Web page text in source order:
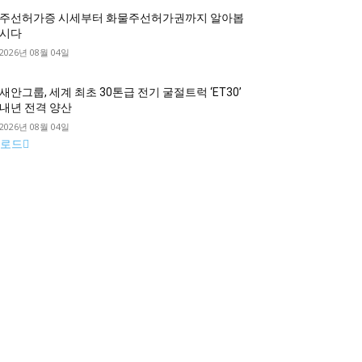
주선허가증 시세부터 화물주선허가권까지 알아봅
시다
2026년 08월 04일
새안그룹, 세계 최초 30톤급 전기 굴절트럭 ‘ET30’
내년 전격 양산
2026년 08월 04일
드